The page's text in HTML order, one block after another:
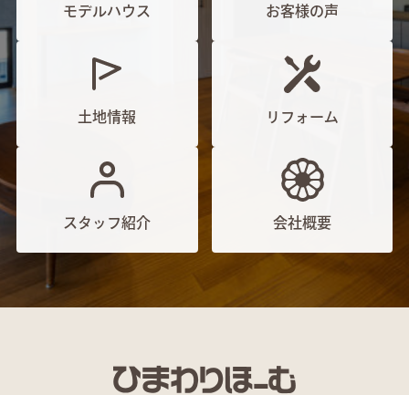
モデルハウス お客様の声
土地情報 リフォーム
スタッフ紹介 会社概要